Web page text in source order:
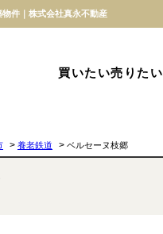
件｜株式会社真永不動産
買いたい売りたい
> 養老鉄道 > ベルセーヌ枝郷